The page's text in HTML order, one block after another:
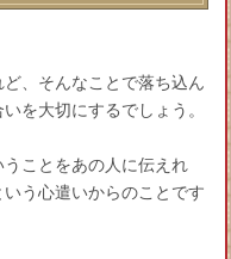
、そんなことで落ち込ん
を大切にするでしょう。
ことをあの人に伝えれ
う心遣いからのことです